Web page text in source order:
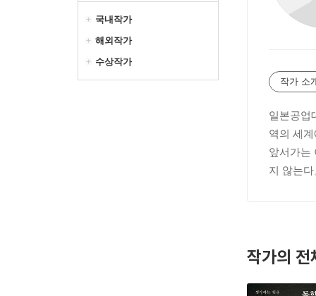
국내작가
해외작가
수상작가
작가 소
일본공업
역의 세
앞서가는
지 않는
작가의 전